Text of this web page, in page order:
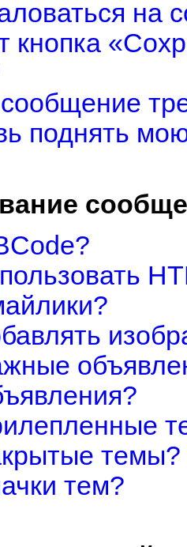
на
кнопка
поднять
темы?
тем?